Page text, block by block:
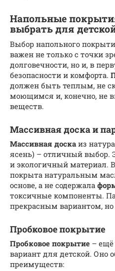
Напольные
выбрать для
Выбор напольного
важен не только с точки
долговечности, но и, в
безопасности и комфорта.
должен быть теплым, не
моющимся и, конечно, не
веществ.
Массивная доска и
Массивная доска из
ясень) – отличный выбор.
и экологичный материал.
покрыта натуральным
основе, а не содержала
токсичные компоненты.
прекрасным вариантом, но
Пробковое покрытие
Пробковое покрытие –
вариант для детской. Оно
преимуществ: